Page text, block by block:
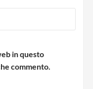
in questo
commento.